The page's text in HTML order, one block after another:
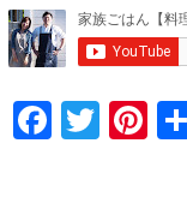
F
T
Pi